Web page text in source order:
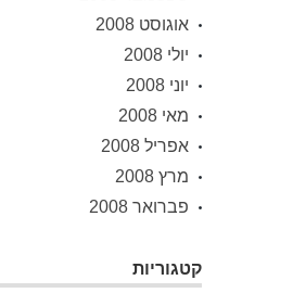
אוגוסט 2008
יולי 2008
יוני 2008
מאי 2008
אפריל 2008
מרץ 2008
פברואר 2008
קטגוריות